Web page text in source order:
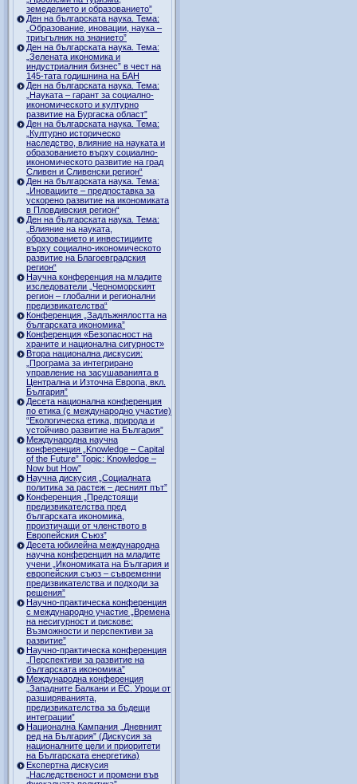
земеделието и образованието”
Ден на българската наука. Тема:
„Образование, иновации, наука –
триъгълник на знанието”
Ден на българската наука. Тема:
„Зелената икономика и
индустриалния бизнес” в чест на
145-тата годишнина на БАН
Ден на българската наука. Тема:
„Науката – гарант за социално-
икономическото и културно
развитие на Бургаска област”
Ден на българската наука. Тема:
„Културно историческо
наследство, влияние на науката и
образованието върху социално-
икономическото развитие на град
Сливен и Сливенски регион“
Ден на българската наука. Тема:
„Иновациите – предпоставка за
ускорено развитие на икономиката
в Пловдивския регион“
Ден на българската наука. Тема:
„Влияние на науката,
образованието и инвестициите
върху социално-икономическото
развитие на Благоевградския
регион“
Научна конференция на младите
изследователи „Черноморският
регион – глобални и регионални
предизвикателства“
Конференция „Задлъжнялостта на
българската икономика”
Конференция «Безопасност на
храните и национална сигурност»
Втора национална дискусия:
„Програма за интегрирано
управление на засушаванията в
Централна и Източна Европа, вкл.
България”
Десета национална конференция
по етика (с международно участие)
“Екологическа етика, природа и
устойчиво развитие на България”
Международна научна
конференция „Knowledge – Capital
of the Future” Topic: Knowledge –
Now but How”
Научна дискусия „Социалната
политика за растеж – десният път”
Конференция „Предстоящи
предизвикателства пред
българската икономика,
произтичащи от членството в
Европейския Съюз”
Десета юбилейна международна
научна конференция на младите
учени „Икономиката на България и
европейския съюз – съвременни
предизвикателства и подходи за
решения”
Научно-практическа конференция
с международно участие „Времена
на несигурност и рискове:
Възможности и перспективи за
развитие”
Научно-практическа конференция
„Перспективи за развитие на
българската икономика”
Международна конференция
„Западните Балкани и ЕС. Уроци от
разширяванията,
предизвикателства за бъдещи
интеграции”
Национална Кампания „Дневният
ред на България” (Дискусия за
националните цели и приоритети
на Българската енергетика)
Експертна дискусия
„Наследственост и промени във